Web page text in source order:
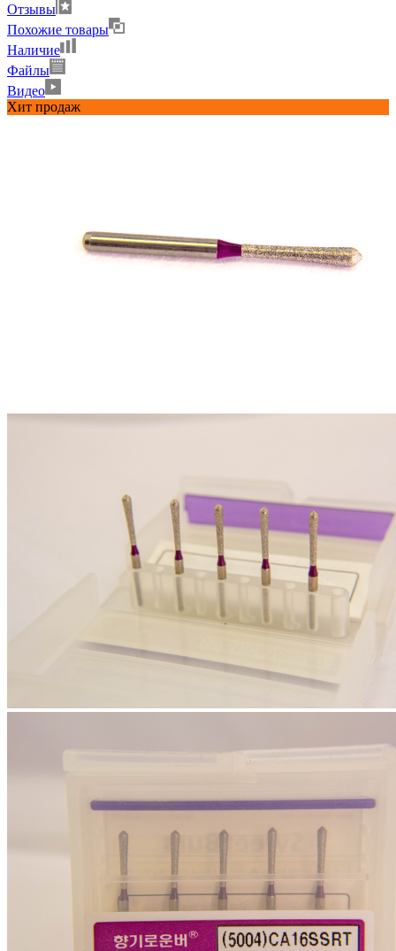
Отзывы
Похожие товары
Наличие
Файлы
Видео
Хит продаж